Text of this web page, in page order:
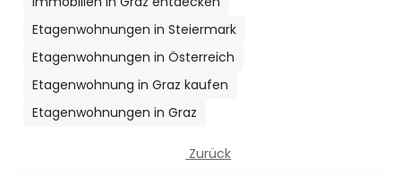
Etagenwohnungen in Steiermark
Etagenwohnungen in Österreich
Etagenwohnung in Graz kaufen
Etagenwohnungen in Graz
Zurück